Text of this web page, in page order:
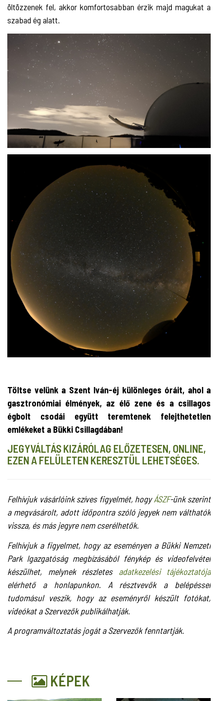
öltözzenek fel, akkor komfortosabban érzik majd magukat a
szabad ég alatt.
Töltse velünk a Szent Iván-éj különleges óráit, ahol a
gasztronómiai élmények, az élő zene és a csillagos
égbolt csodái együtt teremtenek felejthetetlen
emlékeket a Bükki Csillagdában!
JEGYVÁLTÁS KIZÁRÓLAG ELŐZETESEN, ONLINE,
EZEN A FELÜLETEN KERESZTÜL LEHETSÉGES.
Felhívjuk vásárlóink szíves figyelmét, hogyÁSZF-ünk szerint
a megvásárolt, adott időpontra szóló jegyek nem válthatók
vissza, és más jegyre nem cserélhetők.
Felhívjuk a figyelmet, hogy az eseményen a Bükki Nemzeti
Park Igazgatóság megbízásából fénykép és videofelvétel
készülhet, melynek részletes adatkezelési tájékoztatója
elérhető a honlapunkon. A résztvevők a belépéssel
tudomásul veszik, hogy az eseményről készült fotókat,
videókat a Szervezők publikálhatják.
A programváltoztatás jogát a Szervezők fenntartják.
KÉPEK